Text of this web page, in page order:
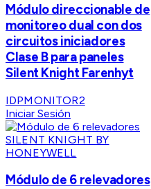
Módulo direccionable de
monitoreo dual con dos
circuitos iniciadores
Clase B para paneles
Silent Knight Farenhyt
IDPMONITOR2
Iniciar Sesión
SILENT KNIGHT BY
HONEYWELL
Módulo de 6 relevadores